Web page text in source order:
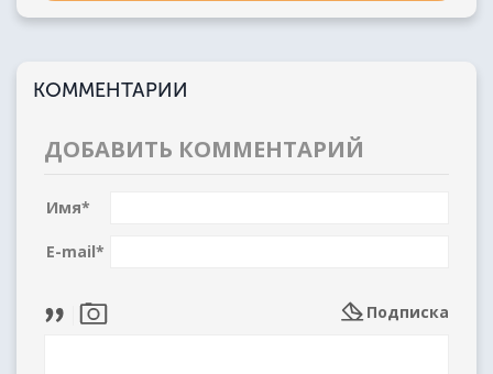
КОММЕНТАРИИ
ДОБАВИТЬ КОММЕНТАРИЙ
Имя*
E-mail*
Подписка